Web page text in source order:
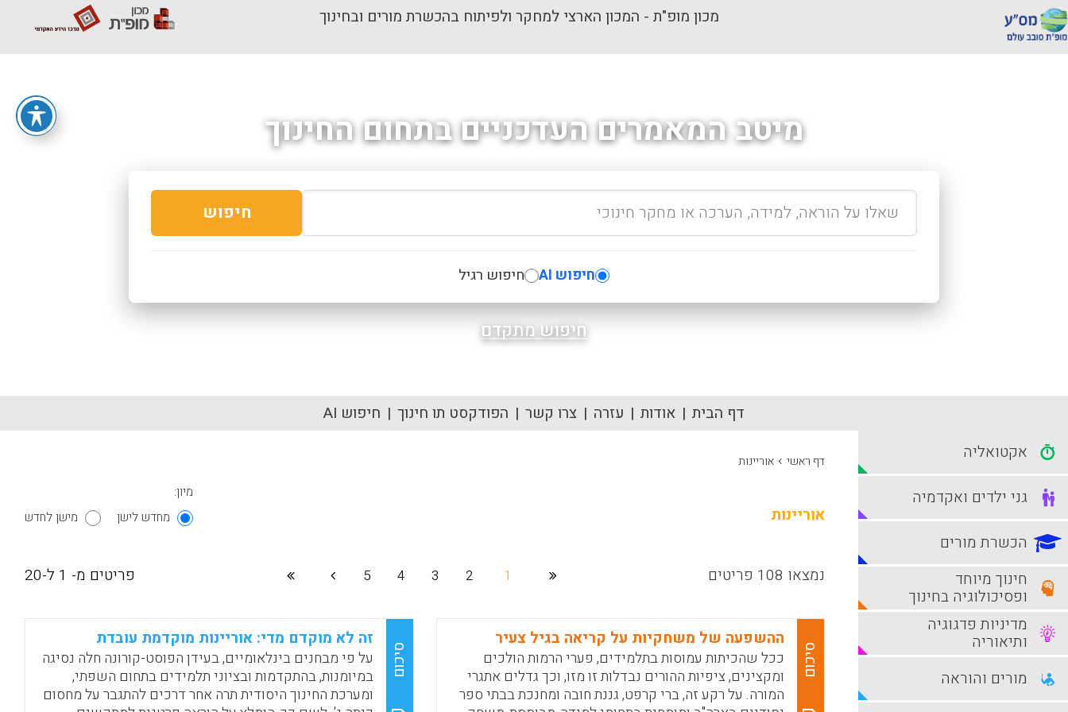
מכון מופ"ת - המכון הארצי למחקר ולפיתוח בהכשרת מורים ובחינוך
מיטב המאמרים העדכניים בתחום החינוך
חיפוש
חיפוש AI חיפוש רגיל
חיפוש מתקדם
דף הבית אודות עזרה צרו קשר הפודקסט תו חינוך חיפוש AI
דף ראשי › אוריינות
אוריינות
מיון:
מחדש לישן
מישן לחדש
נמצאו 108 פריטים פריטים מ- 1 ל-20 1
2
3
4
5
סיכום
ההשפעה של משחקיות על קריאה בגיל צעיר
ככל שהכיתות עמוסות בתלמידים, פערי הרמות הולכים
ומקצינים, ציפיות ההורים נבדלות זו מזו, וכך גדלים אתגרי
המורה. על רקע זה, ברי קרפט, גננת חובה ומחנכת בבתי ספר
סיכום
זה לא מוקדם מדי: אוריינות מוקדמת עובדת
על פי מבחנים בינלאומיים, בעידן הפוסט-קורונה חלה נסיגה
במיומנות, בהתקדמות ובציוני תלמידים בתחום השפתי,
ומערכת החינוך היסודית תרה אחר דרכים להתגבר על מחסום
אקטואליה
גני ילדים ואקדמיה
הכשרת מורים
חינוך מיוחד
ופסיכולוגיה בחינוך
מדיניות פדגוגיה
ותיאוריה
מורים והוראה